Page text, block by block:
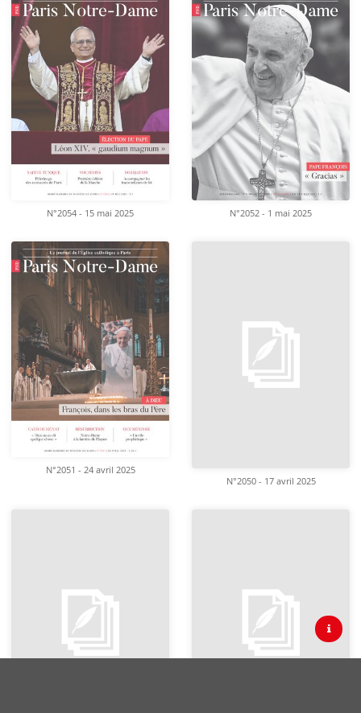
N°2054 - 15 mai 2025 N°2052 - 1 mai 2025
N°2051 - 24 avril 2025
N°2050 - 17 avril 2025